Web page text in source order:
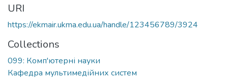
URI
https://ekmair.ukma.edu.ua/handle/123456789/3924
Collections
099: Комп'ютерні науки
Кафедра мультимедійних систем